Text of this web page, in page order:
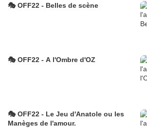
🎭 OFF22 - Belles de scène
🎭 OFF22 - A l'Ombre d'OZ
🎭 OFF22 - Le Jeu d'Anatole ou les
Manèges de l'amour.